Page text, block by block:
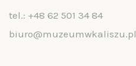
tel.: +48 62 501 34 84
biuro@muzeumwkaliszu.pl